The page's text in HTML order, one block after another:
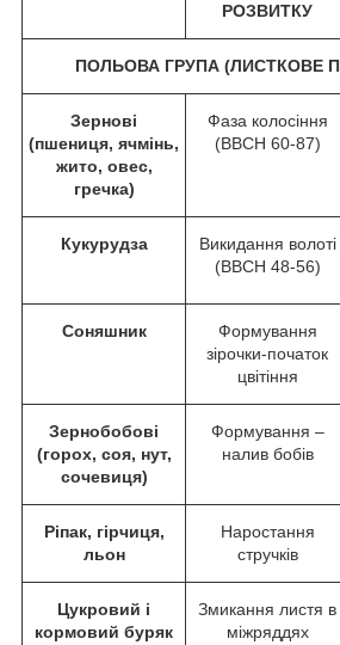
РОЗВИТКУ
ПОЛЬОВА ГРУПА (ЛИСТКОВЕ
Зернові
(пшениця, ячмінь,
жито, овес,
гречка)
Фаза колосіння
(ВВСН 60-87)
Кукурудза
Викидання волоті
(ВВСН 48-56)
Соняшник
Формування
зірочки-початок
цвітіння
Зернобобові
(горох, соя, нут,
сочевиця)
Формування –
налив бобів
Ріпак, гірчиця,
льон
Наростання
стручків
Цукровий і
кормовий буряк
Змикання листя в
міжряддях